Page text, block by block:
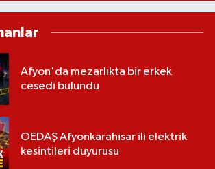
Afyon'da mezarlıkta bir erkek
cesedi bulundu
OEDAŞ Afyonkarahisar ili elektrik
kesintileri duyurusu